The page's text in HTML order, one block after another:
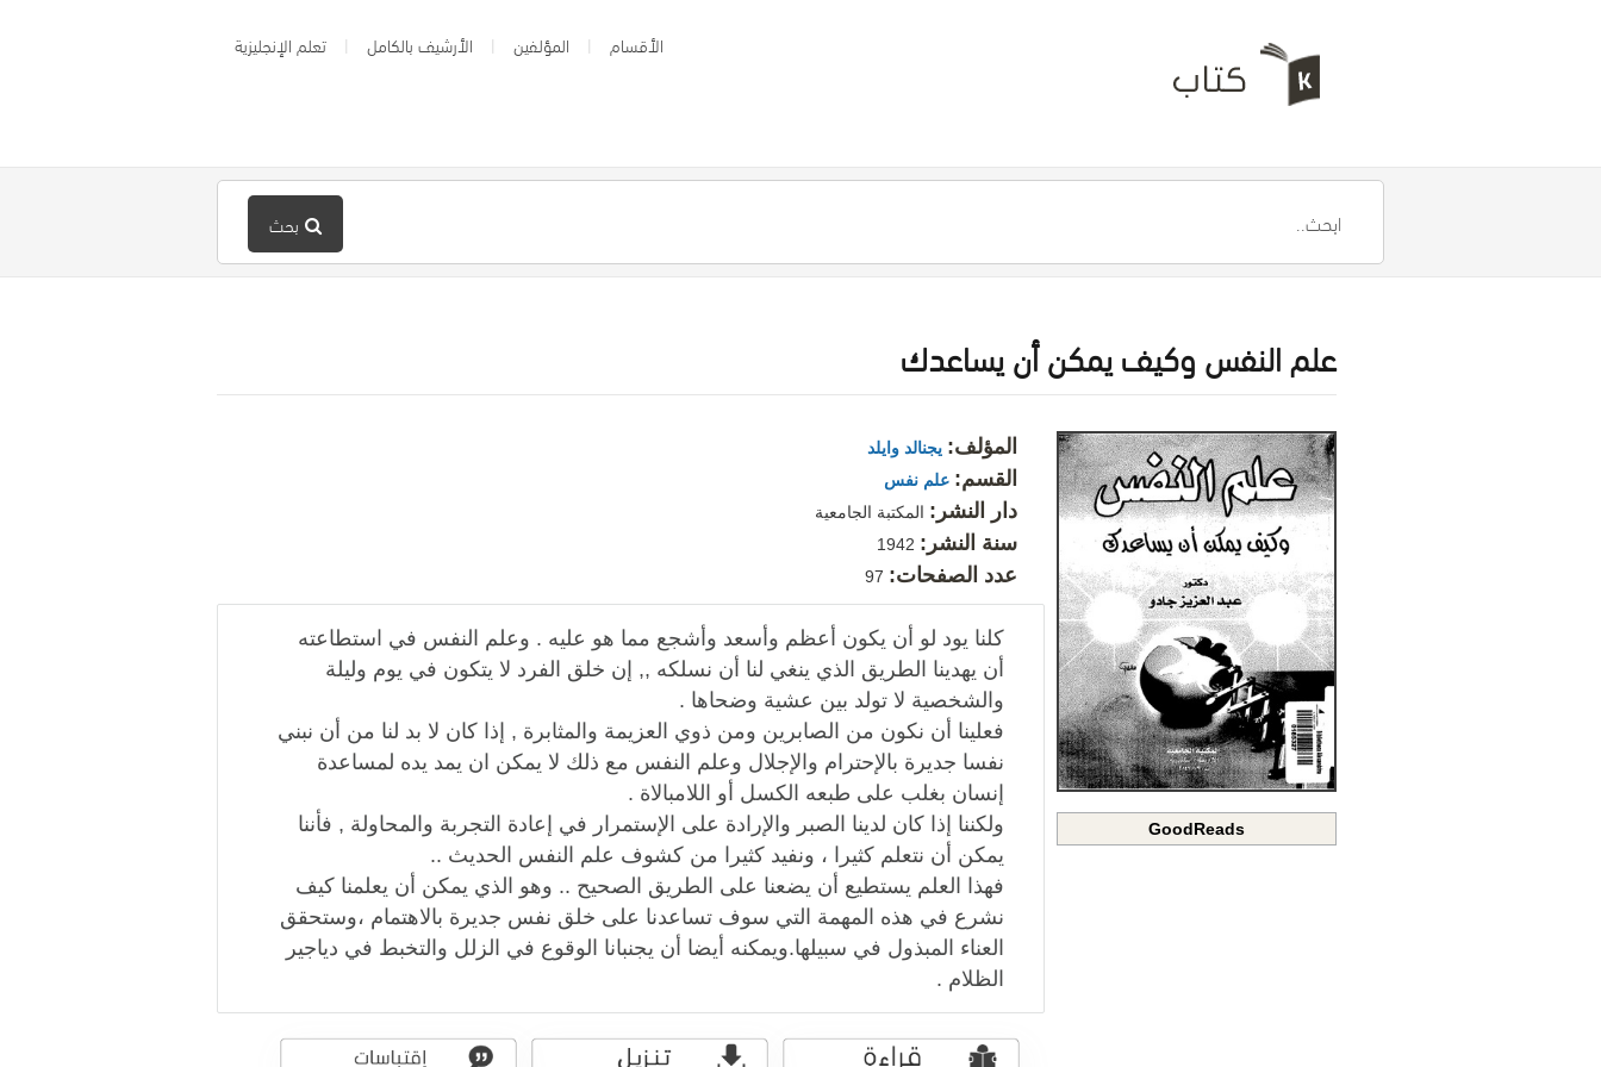
الأقسام المؤلفين الأرشيف بالكامل تعلم الإنجليزية
بحث
علم النفس وكيف يمكن أن يساعدك
GoodReads
المؤلف: يجنالد وايلد
القسم: علم نفس
دار النشر: المكتبة الجامعية
سنة النشر:
عدد الصفحات:
كلنا يود لو أن يكون أعظم وأسعد وأشجع مما هو عليه . وعلم النفس في استطاعته
أن يهدينا الطريق الذي ينغي لنا أن نسلكه ,, إن خلق الفرد لا يتكون في يوم وليلة
والشخصية لا تولد بين عشية وضحاها .
فعلينا أن نكون من الصابرين ومن ذوي العزيمة والمثابرة , إذا كان لا بد لنا من أن نبني
نفسا جديرة بالإحترام والإجلال وعلم النفس مع ذلك لا يمكن ان يمد يده لمساعدة
إنسان بغلب على طبعه الكسل أو اللامبالاة .
ولكننا إذا كان لدينا الصبر والإرادة على الإستمرار في إعادة التجربة والمحاولة , فأننا
يمكن أن نتعلم كثيرا ، ونفيد كثيرا من كشوف علم النفس الحديث ..
فهذا العلم يستطيع أن يضعنا على الطريق الصحيح .. وهو الذي يمكن أن يعلمنا كيف
نشرع في هذه المهمة التي سوف تساعدنا على خلق نفس جديرة بالاهتمام ،وستحقق
العناء المبذول في سبيلها.ويمكنه أيضا أن يجنبانا الوقوع في الزلل والتخبط في دياجير
الظلام .